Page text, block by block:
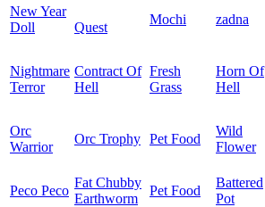
New Year
Doll
Quest
Mochi zadna
Nightmare
Terror
Contract Of
Hell
Fresh
Grass
Horn Of
Hell
Orc
Warrior
Orc Trophy Pet Food
Wild
Flower
Peco Peco
Fat Chubby
Earthworm
Pet Food
Battered
Pot